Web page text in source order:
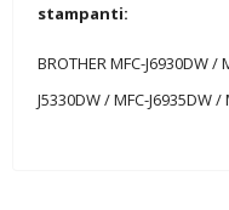
stampanti:
BROTHER MFC-J6930DW /
J5330DW / MFC-J6935DW /